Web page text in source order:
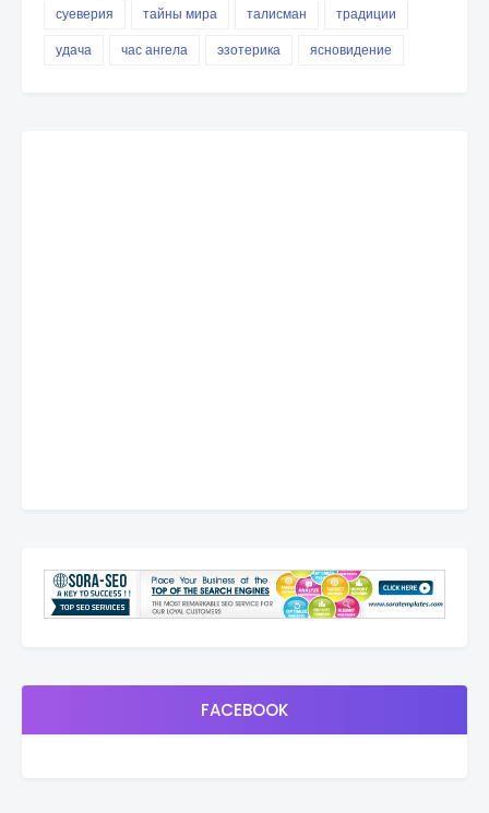
суеверия
тайны мира талисман
традиции
удача
час ангела эзотерика ясновидение
FACEBOOK